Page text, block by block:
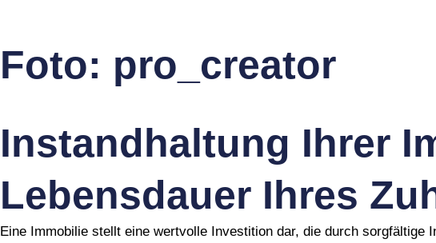
Foto: pro_creator
Instandhaltung Ihrer
Lebensdauer Ihres
Eine Immobilie stellt eine wertvolle Investition dar, die durch sorgfältige